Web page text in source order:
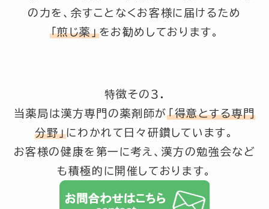
の力を、余すことなくお客様に届けるため
「煎じ薬」をお勧めしております。
特徴その３.
当薬局は漢方専門の薬剤師が「得意とする専門
分野」にわかれて日々研鑽しています。
お客様の健康を第一に考え、漢方の勉強会など
も積極的に開催しております。